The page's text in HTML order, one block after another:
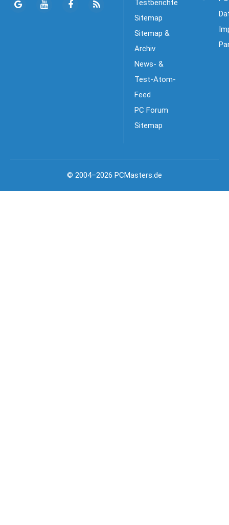
Testberichte
Sitemap
Sitemap &
Archiv
News- &
Test-Atom-
Feed
PC Forum
Sitemap
© 2004–2026 PCMasters.de